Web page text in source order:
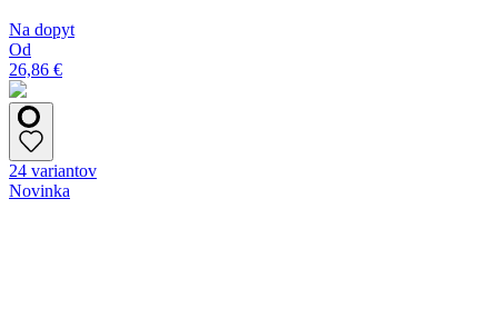
Na dopyt
Od
26,86 €
24 variantov
Novinka